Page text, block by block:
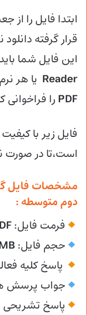
ابتدا فایل را
قرار گرفته
این فایل شما
Reader یا هر
PDFرا
فایل زیر با
است،تا در صورت
مشخصات فایل
دوم متوسطه :
فرمت فایل:
حجم فایل:
پاسخ کلیه
جواب پرسش
پاسخ تشریحی